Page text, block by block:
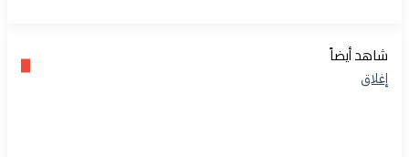
شاهد أيضاً
إغلاق